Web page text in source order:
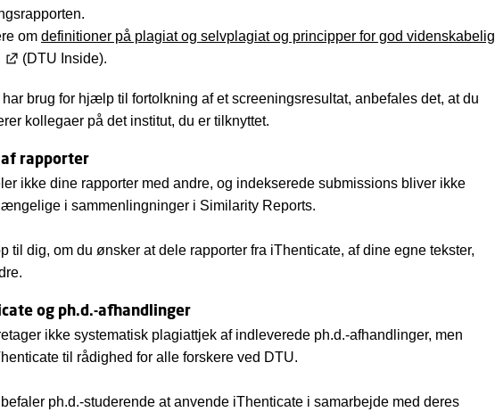
om definitioner på plagiat og selvplagiat og principper for god videnskabelig
(DTU Inside).
har brug for hjælp til fortolkning af et screeningsresultat, anbefales det, at du
kollegaer på det institut, du er tilknyttet.
rapporter
ikke dine rapporter med andre, og indekserede submissions bliver ikke
i sammenlingninger i Similarity Reports.
til dig, om du ønsker at dele rapporter fra iThenticate, af dine egne tekster,
og ph.d.-afhandlinger
ikke systematisk plagiattjek af indleverede ph.d.-afhandlinger, men
til rådighed for alle forskere ved DTU.
ph.d.-studerende at anvende iThenticate i samarbejde med deres